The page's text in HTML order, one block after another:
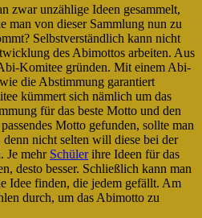
zwar unzählige Ideen gesammelt,
man von dieser Sammlung nun zu
Selbstverständlich kann nicht
des Abimottos arbeiten. Aus
Komitee gründen. Mit einem Abi-
die Abstimmung garantiert
kümmert sich nämlich um das
für das beste Motto und den
Motto gefunden, sollte man
nicht selten will diese bei der
Je mehr Schülerihre Ideen für das
desto besser. Schließlich kann man
Idee finden, die jedem gefällt. Am
durch, um das Abimotto zu